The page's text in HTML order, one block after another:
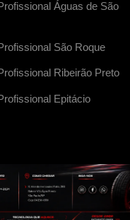
Águas de São
São Roque
Ribeirão Preto
Epitácio